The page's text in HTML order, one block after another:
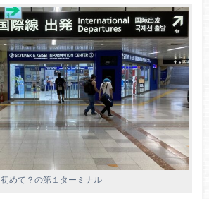
初めて？の第１ターミナル